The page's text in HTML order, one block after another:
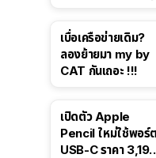
เบื่อเครือข่ายเดิม?
ลองย้ายมา my by
CAT กันเถอะ !!!
เปิดตัว Apple
Pencil ใหม่ใช้พอร์ต
USB-C ราคา 3,190